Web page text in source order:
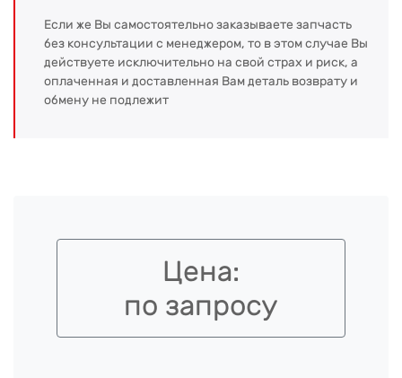
Если же Вы самостоятельно заказываете запчасть
без консультации с менеджером, то в этом случае Вы
действуете исключительно на свой страх и риск, а
оплаченная и доставленная Вам деталь возврату и
обмену не подлежит
Цена:
по запросу